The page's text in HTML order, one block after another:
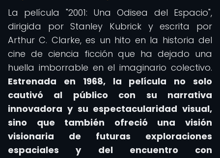
La película "2001: Una Odisea del Espacio",
dirigida por Stanley Kubrick y escrita por
Arthur C. Clarke, es un hito en la historia del
cine de ciencia ficción que ha dejado una
huella imborrable en el imaginario colectivo.
Estrenada en 1968, la película no solo
cautivó al público con su narrativa
innovadora y su espectacularidad visual,
sino que también ofreció una visión
visionaria de futuras exploraciones
espaciales y del encuentro con